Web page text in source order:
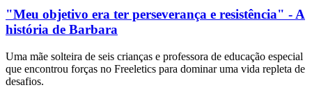
"Meu objetivo era ter perseverança e resistência" - A
história de Barbara
Uma mãe solteira de seis crianças e professora de educação especial
que encontrou forças no Freeletics para dominar uma vida repleta de
desafios.